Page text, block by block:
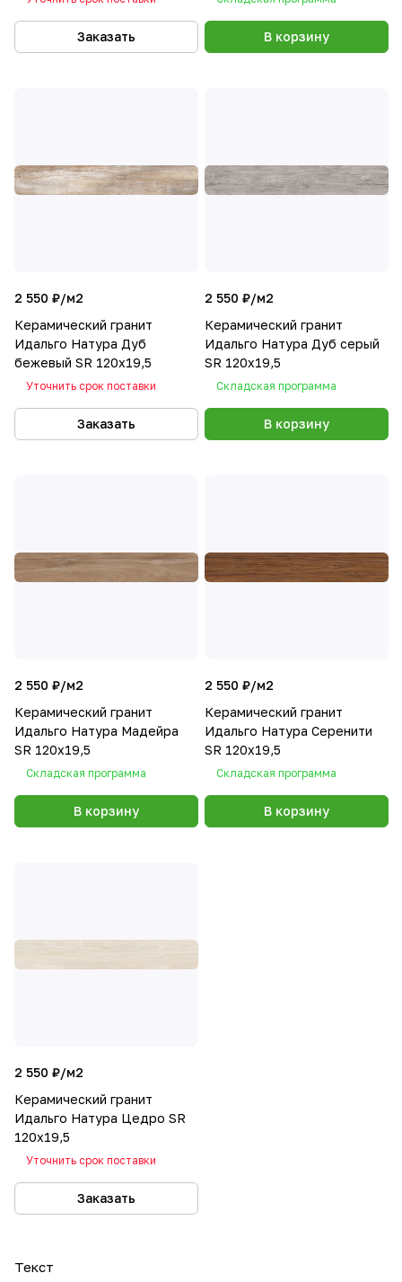
Заказать В корзину
2 550 ₽/м2
Керамический гранит
Идальго Натура Дуб
бежевый SR 120x19,5
Уточнить срок поставки
Заказать
2 550 ₽/м2
Керамический гранит
Идальго Натура Дуб серый
SR 120x19,5
Складская программа
В корзину
2 550 ₽/м2
Керамический гранит
Идальго Натура Мадейра
SR 120x19,5
Складская программа
В корзину
2 550 ₽/м2
Керамический гранит
Идальго Натура Серенити
SR 120x19,5
Складская программа
В корзину
2 550 ₽/м2
Керамический гранит
Идальго Натура Цедро SR
120x19,5
Уточнить срок поставки
Заказать
Текст